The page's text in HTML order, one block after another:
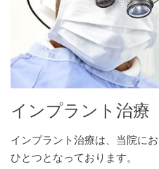
インプラント治療
インプラント治療は、当院に
ひとつとなっております。